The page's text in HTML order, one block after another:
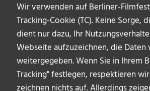
Wir verwenden auf Berliner-
Tracking-Cookie (TC). Keine Sorge,
dient nur dazu, Ihr
Webseite aufzuzeichnen, die Daten
weitergegeben. Wenn Sie in Ihrem
Tracking" festlegen, respektieren
zeichnen nichts auf. Allerdings